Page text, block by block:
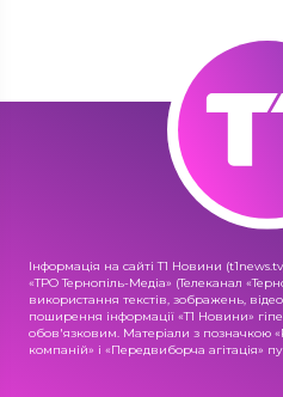
Інформація на сайті Т1 Новини
«ТРО Тернопіль-Медіа» (Телеканал
використання текстів, зображень,
поширення інформації «Т1 Новини»
обов'язковим. Матеріали з позначкою
компаній» і «Передвиборча агітація»